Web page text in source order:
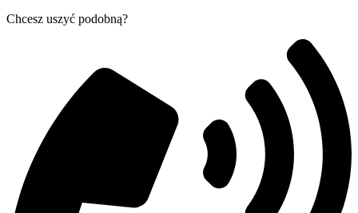
Chcesz uszyć podobną?